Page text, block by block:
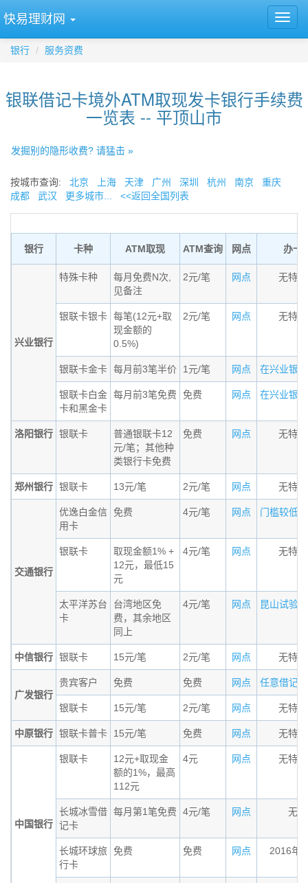
快易理财网
银行 服务资费
银联借记卡境外ATM取现发卡银行手续费
一览表 -- 平顶山市
发掘别的隐形收费? 请猛击 »
按城市查询: 北京 上海 天津 广州 深圳 杭州 南京
重庆
成都
武汉 更多城市... <<返回全国列表
银行 卡种 ATM取现 ATM查询 网点 办卡
兴业银行
特殊卡种
每月免费N次,
见备注
2元/笔 网点 无特
银联卡银卡 每笔(12元+取
现金额的
0.5%)
2元/笔 网点 无特
银联卡金卡 每月前3笔半价 1元/笔 网点 在兴业银
银联卡白金
卡和黑金卡
每月前3笔免费 免费 网点 在兴业银
洛阳银行 银联卡
普通银联卡12
元/笔；其他种
类银行卡免费
免费 网点 无特
郑州银行 银联卡 13元/笔 2元/笔 网点 无特
交通银行
优逸白金信
用卡
免费 4元/笔 网点 门槛较低
银联卡
取现金额1% +
12元，最低15
元
4元/笔 网点 无特
太平洋苏台
卡
台湾地区免
费，其余地区
同上
4元/笔 网点 昆山试验
中信银行 银联卡 15元/笔 2元/笔 网点 无特
广发银行
贵宾客户 免费 免费 网点 任意借记
银联卡 15元/笔 2元/笔 网点 无特
中原银行 银联卡普卡 15元/笔 免费 网点 无特
中国银行
银联卡
12元+取现金
额的1%，最高
112元
4元 网点 无特
长城冰雪借
记卡
每月第1笔免费 4元/笔 网点 无
长城环球旅
行卡
免费 免费 网点 2016年